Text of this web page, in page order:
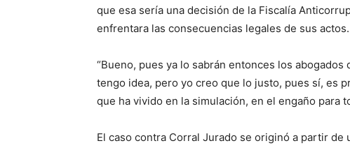
que esa sería una decisión de la Fiscalía
enfrentara las consecuencias legales de sus actos.
“Bueno, pues ya lo sabrán entonces los
tengo idea, pero yo creo que lo justo, pues sí, es
que ha vivido en la simulación, en el engaño para
El caso contra Corral Jurado se originó a partir